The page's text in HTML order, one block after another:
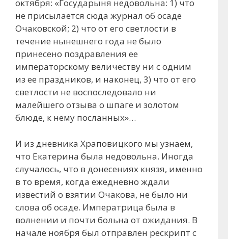
октября: «Государыня недовольна: 1) что
не присылается сюда журнал об осаде
Очаковской; 2) что от его светлости в
течение нынешнего года не было
принесено поздравления ее
императорскому величеству ни с одним
из ее праздников, и наконец, 3) что от его
светлости не воспоследовало ни
малейшего отзыва о шпаге и золотом
блюде, к нему посланных»…
И из дневника Храповицкого мы узнаем,
что Екатерина была недовольна. Иногда
случалось, что в донесениях князя, именно
в то время, когда ежедневно ждали
известий о взятии Очакова, не было ни
слова об осаде. Императрица была в
волнении и почти больна от ожидания. В
начале ноября был отправлен рескрипт с